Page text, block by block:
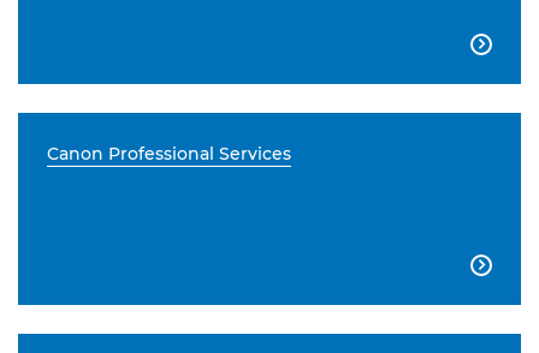

Canon Professional Services
